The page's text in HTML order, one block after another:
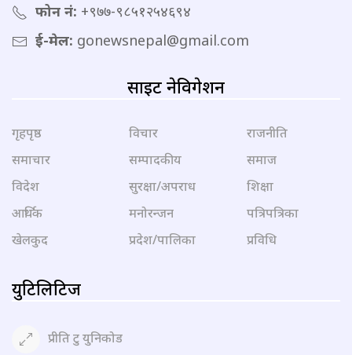
फोन नं: +९७७-९८५१२५४६९४
ई-मेल: gonewsnepal@gmail.com
साइट नेविगेशन
गृहपृष्ठ
समाचार
विदेश
आर्थिक
खेलकुद
विचार
सम्पादकीय
सुरक्षा/अपराध
मनोरन्जन
प्रदेश/पालिका
राजनीति
समाज
शिक्षा
पत्रिपत्रिका
प्रविधि
युटिलिटिज
प्रीति टु युनिकोड